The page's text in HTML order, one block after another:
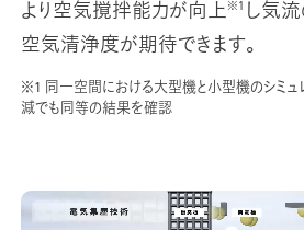
より空気撹拌能力が向上※1 し気
空気清浄度が期待できます。
※1 同一空間における大型機と小型機のシミュ
減でも同等の結果を確認